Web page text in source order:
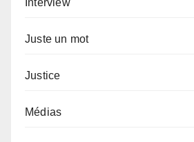
Interview
Juste un mot
Justice
Médias